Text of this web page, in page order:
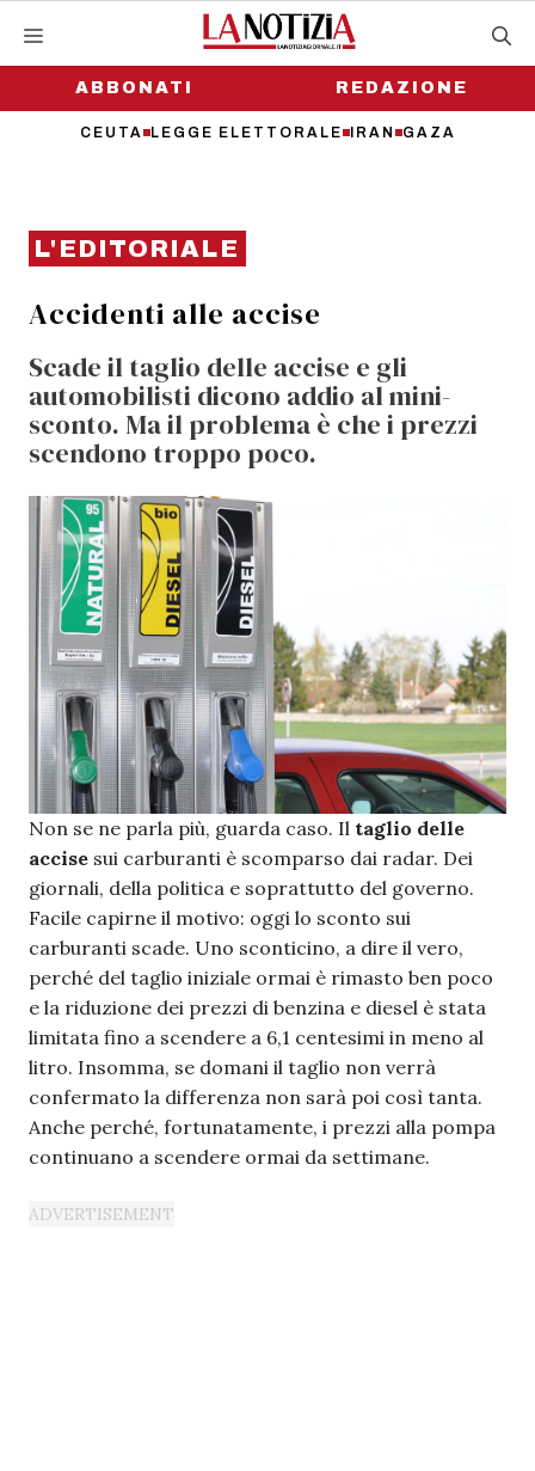
contenutoABBONATI
CEUTA LEGGE ELETTORALE IRAN GAZA
REDAZIONE
L'EDITORIALE
Accidenti alle accise
Scade il taglio delle accise e gli
automobilisti dicono addio al mini-
sconto. Ma il problema è che i prezzi
scendono troppo poco.
Non se ne parla più, guarda caso. Il taglio delle
accise sui carburanti è scomparso dai radar. Dei
giornali, della politica e soprattutto del governo.
Facile capirne il motivo: oggi lo sconto sui
carburanti scade. Uno sconticino, a dire il vero,
perché del taglio iniziale ormai è rimasto ben poco
e la riduzione dei prezzi di benzina e diesel è stata
limitata fino a scendere a 6,1 centesimi in meno al
litro. Insomma, se domani il taglio non verrà
confermato la differenza non sarà poi così tanta.
Anche perché, fortunatamente, i prezzi alla pompa
continuano a scendere ormai da settimane.